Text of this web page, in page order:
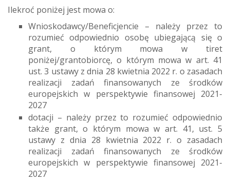
Ilekroć poniżej jest mowa o:
Wnioskodawcy/Beneficjencie – należy przez to
rozumieć odpowiednio osobę ubiegającą się o
grant, o którym mowa w tiret
poniżej/grantobiorcę, o którym mowa w art. 41
ust. 3 ustawy z dnia 28 kwietnia 2022 r. o zasadach
realizacji zadań finansowanych ze środków
europejskich w perspektywie finansowej 2021-
2027
dotacji – należy przez to rozumieć odpowiednio
także grant, o którym mowa w art. 41, ust. 5
ustawy z dnia 28 kwietnia 2022 r. o zasadach
realizacji zadań finansowanych ze środków
europejskich w perspektywie finansowej 2021-
2027